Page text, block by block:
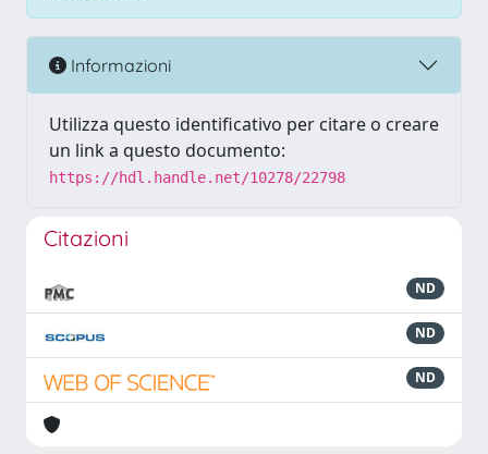
Informazioni
Utilizza questo identificativo per citare o creare
un link a questo documento:
https://hdl.handle.net/10278/22798
Citazioni
ND
ND
ND